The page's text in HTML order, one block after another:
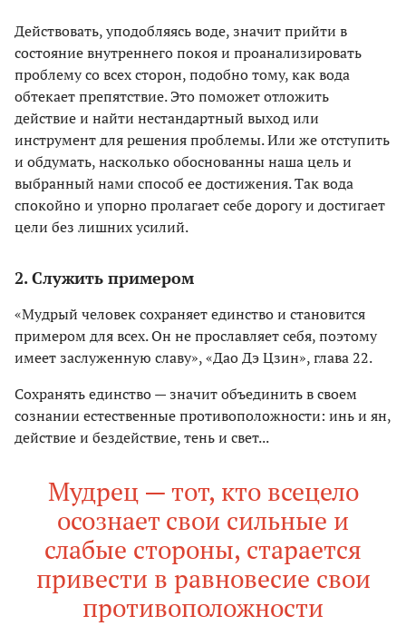
Действовать, уподобляясь воде, значит прийти в
состояние внутреннего покоя и проанализировать
проблему со всех сторон, подобно тому, как вода
обтекает препятствие. Это поможет отложить
действие и найти нестандартный выход или
инструмент для решения проблемы. Или же отступить
и обдумать, насколько обоснованны наша цель и
выбранный нами способ ее достижения. Так вода
спокойно и упорно пролагает себе дорогу и достигает
цели без лишних усилий.
2. Служить примером
«Мудрый человек сохраняет единство и становится
примером для всех. Он не прославляет себя, поэтому
имеет заслуженную славу», «Дао Дэ Цзин», глава 22.
Сохранять единство — значит объединить в своем
сознании естественные противоположности: инь и ян,
действие и бездействие, тень и свет...
Мудрец — тот, кто всецело
осознает свои сильные и
слабые стороны, старается
привести в равновесие свои
противоположности